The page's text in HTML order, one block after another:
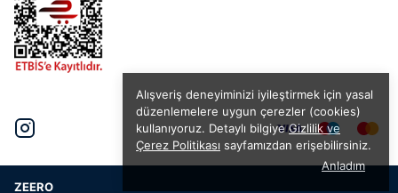
Alışveriş deneyiminizi iyileştirmek için yasal
düzenlemelere uygun çerezler (cookies)
kullanıyoruz. Detaylı bilgiyeGizlilik ve
Çerez Politikası sayfamızdan erişebilirsiniz.
Anladım
ZEERO